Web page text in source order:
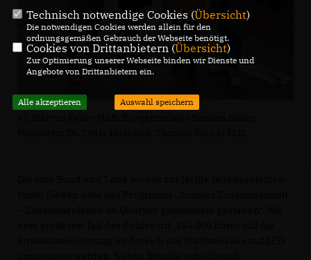
Technisch notwendige Cookies (Übersicht)
Die notwendigen Cookies werden allein für den
ordnungsgemäßen Gebrauch der Webseite benötigt.
Cookies von Drittanbietern (Übersicht)
Zur Optimierung unserer Webseite binden wir Dienste und
Angebote von Drittanbietern ein.
Alle akzeptieren Auswahl speichern